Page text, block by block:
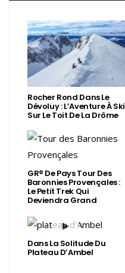
Rocher Rond Dans Le
Dévoluy : L’Aventure À Ski
Sur Le Toit De La Drôme
GR® De Pays Tour Des
Baronnies Provençales :
Le Petit Trek Qui
Deviendra Grand
Dans La Solitude Du
Plateau D’Ambel